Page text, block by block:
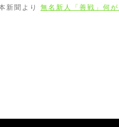
新聞より 無名新人「善戦」何が